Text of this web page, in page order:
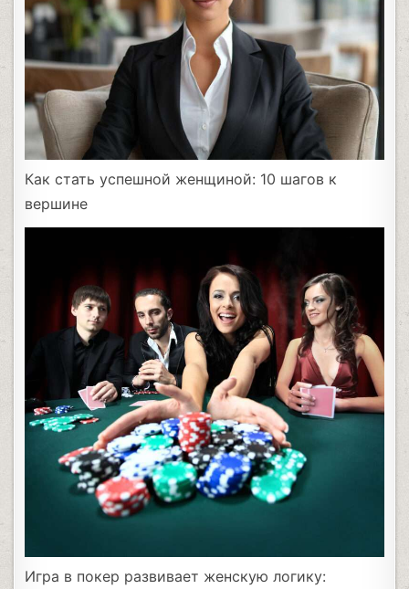
Как стать успешной женщиной: 10 шагов к
вершине
Игра в покер развивает женскую логику: